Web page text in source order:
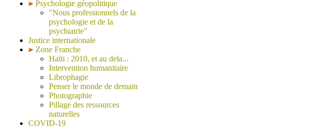
Psychologie géopolitique
"Nous professionnels de la
psychologie et de la
psychiatrie"
Justice internationale
Zone Franche
Haïti : 2010, et au dela...
Intervention humanitaire
Librophagie
Penser le monde de demain
Photographie
Pillage des ressources
naturelles
COVID-19